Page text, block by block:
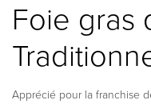
Foie gras
Apprécié pour la franchise